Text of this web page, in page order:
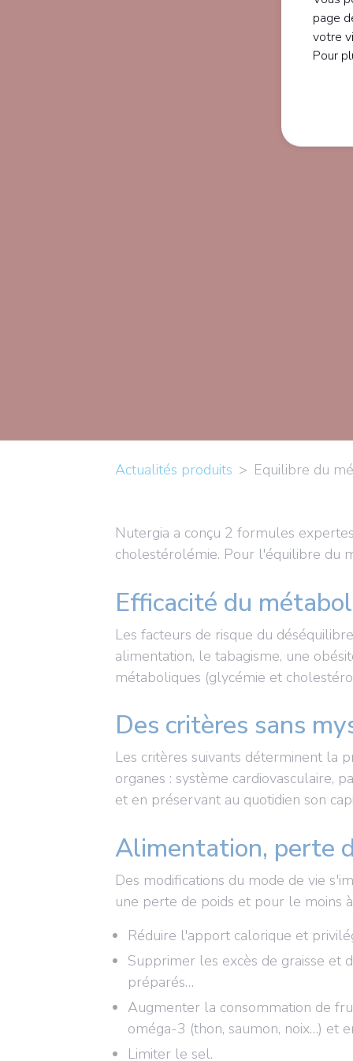
Actualités produits Equilibre du
Nutergia a conçu 2 formules
cholestérolémie. Pour l'équilibre du
Efficacité du
Les facteurs de risque du
alimentation, le tabagisme, une
métaboliques (glycémie et
Des critères sans
Les critères suivants déterminent la
organes : système cardiovasculaire,
et en préservant au quotidien son
Alimentation, perte
Des modifications du mode de vie
une perte de poids et pour le moins
Réduire l'apport calorique et
Supprimer les excès de graisse et
préparés…
Augmenter la consommation de
oméga-3 (thon, saumon, noix…) et
Limiter le sel.
page
votre
Pour